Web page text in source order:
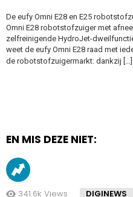
De eufy Omni E28 en E25
Omni E28 robotstofzuiger met
zelfreinigende HydroJet-
weet de eufy Omni E28 raad met
de robotstofzuigermarkt: dankzij […]
EN MIS DEZE NIET:
341.6k Views DIGINEWS